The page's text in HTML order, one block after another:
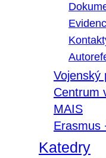
Vojenský
Centrum
MAIS
Erasmus
Katedry